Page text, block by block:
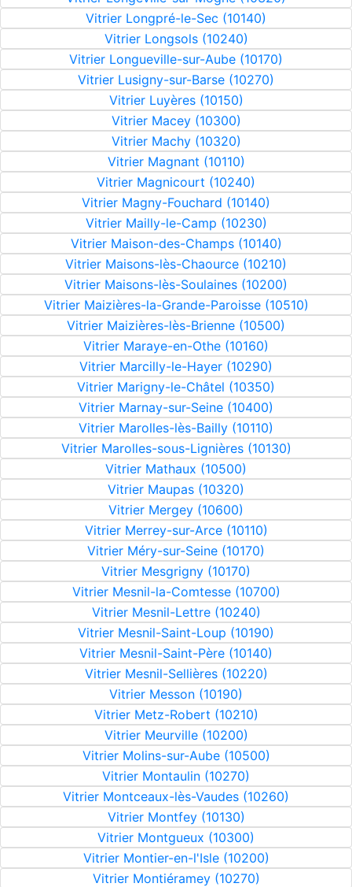
Vitrier Longpré-le-Sec (10140)
Vitrier Longsols (10240)
Vitrier Longueville-sur-Aube (10170)
Vitrier Lusigny-sur-Barse (10270)
Vitrier Luyères (10150)
Vitrier Macey (10300)
Vitrier Machy (10320)
Vitrier Magnant (10110)
Vitrier Magnicourt (10240)
Vitrier Magny-Fouchard (10140)
Vitrier Mailly-le-Camp (10230)
Vitrier Maison-des-Champs (10140)
Vitrier Maisons-lès-Chaource (10210)
Vitrier Maisons-lès-Soulaines (10200)
Vitrier Maizières-la-Grande-Paroisse (10510)
Vitrier Maizières-lès-Brienne (10500)
Vitrier Maraye-en-Othe (10160)
Vitrier Marcilly-le-Hayer (10290)
Vitrier Marigny-le-Châtel (10350)
Vitrier Marnay-sur-Seine (10400)
Vitrier Marolles-lès-Bailly (10110)
Vitrier Marolles-sous-Lignières (10130)
Vitrier Mathaux (10500)
Vitrier Maupas (10320)
Vitrier Mergey (10600)
Vitrier Merrey-sur-Arce (10110)
Vitrier Méry-sur-Seine (10170)
Vitrier Mesgrigny (10170)
Vitrier Mesnil-la-Comtesse (10700)
Vitrier Mesnil-Lettre (10240)
Vitrier Mesnil-Saint-Loup (10190)
Vitrier Mesnil-Saint-Père (10140)
Vitrier Mesnil-Sellières (10220)
Vitrier Messon (10190)
Vitrier Metz-Robert (10210)
Vitrier Meurville (10200)
Vitrier Molins-sur-Aube (10500)
Vitrier Montaulin (10270)
Vitrier Montceaux-lès-Vaudes (10260)
Vitrier Montfey (10130)
Vitrier Montgueux (10300)
Vitrier Montier-en-l'Isle (10200)
Vitrier Montiéramey (10270)